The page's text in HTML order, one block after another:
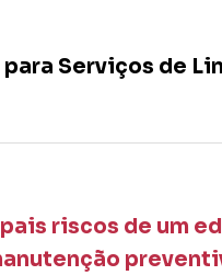
Serviços de
riscos de um